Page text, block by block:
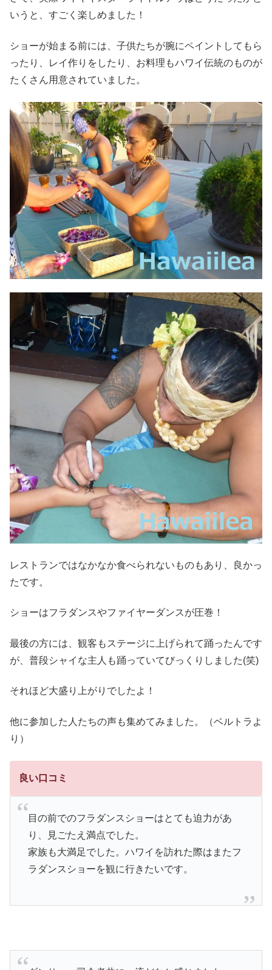
いうと、すごく楽しめました！
ショーが始まる前には、子供たちが腕にペイントしてもら
ったり、レイ作りをしたり、お料理もハワイ伝統のものが
たくさん用意されていました。
レストランではなかなか食べられないものもあり、良かっ
たです。
ショーはフラダンスやファイヤーダンスが圧巻！
最後の方には、観客もステージに上げられて踊ったんです
が、普段シャイな主人も踊っていてびっくりしました(笑)
それほど大盛り上がりでしたよ！
他に参加した人たちの声も集めてみました。（ベルトラよ
り）
良い口コミ
目の前でのフラダンスショーはとても迫力があ
り、見ごたえ満点でした。
家族も大満足でした。ハワイを訪れた際はまたフ
ラダンスショーを観に行きたいです。